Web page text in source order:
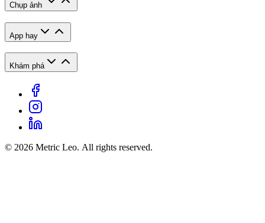
Chụp ảnh
App hay
Khám phá
© 2026 Metric Leo. All rights reserved.